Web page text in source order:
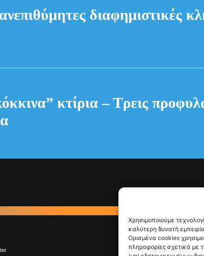
Χρησιμοποιούμε
καλύτερη δυνατή
Ορισμένα cookies
πληροφορίες σχετικά με
διαφημιστικές
κτίρια – Τρεις